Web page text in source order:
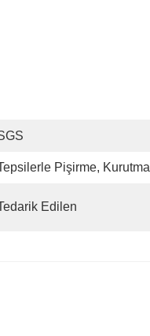
Pişirme, Kurutma
Edilen